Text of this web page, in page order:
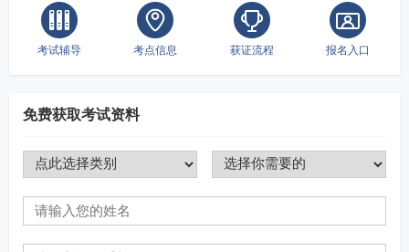
考试辅导 考点信息 获证流程 报名入口
免费获取考试资料